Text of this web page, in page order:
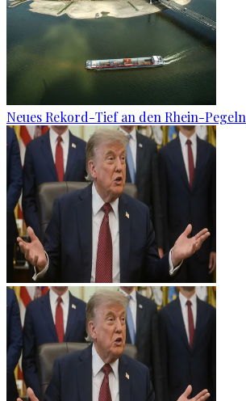
Neues Rekord-Tief an den Rhein-Pegeln